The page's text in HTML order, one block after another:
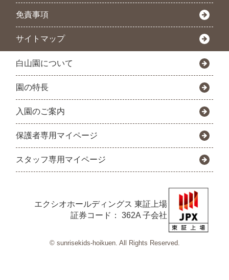
免責事項
サイトマップ
白山園について
園の特長
入園のご案内
保護者専用マイページ
スタッフ専用マイページ
エクシオホールディングス 東証上場
証券コード： 362A 子会社
© sunrisekids-hoikuen. All Rights Reserved.